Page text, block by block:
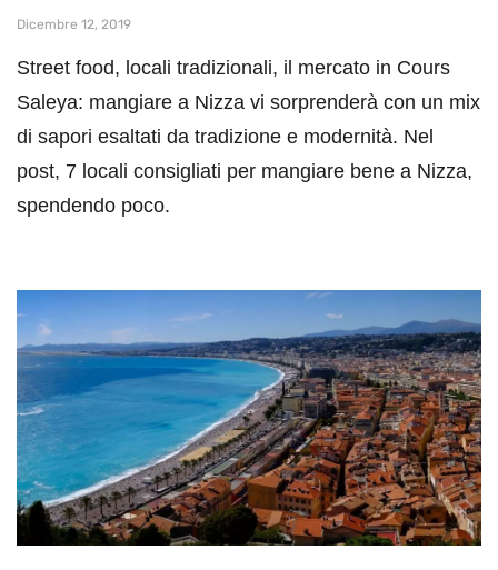
Dicembre 12, 2019
Street food, locali tradizionali, il mercato in Cours
Saleya: mangiare a Nizza vi sorprenderà con un mix
di sapori esaltati da tradizione e modernità. Nel
post, 7 locali consigliati per mangiare bene a Nizza,
spendendo poco.